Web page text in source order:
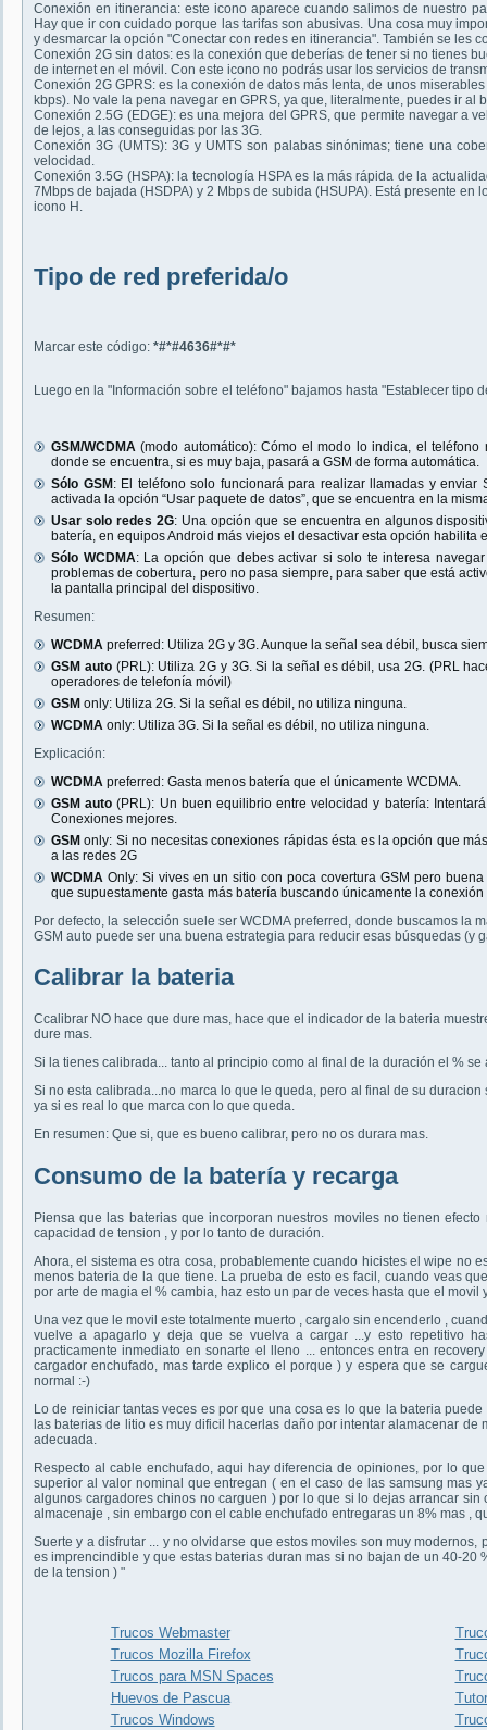
Conexión en itinerancia: este icono aparece cuando salimos de nuestro
Hay que ir con cuidado porque las tarifas son abusivas. Una cosa muy
y desmarcar la opción "Conectar con redes en itinerancia". También se les
Conexión 2G sin datos: es la conexión que deberías de tener si no tienes
de internet en el móvil. Con este icono no podrás usar los servicios de
Conexión 2G GPRS: es la conexión de datos más lenta, de unos
kbps). No vale la pena navegar en GPRS, ya que, literalmente, puedes ir al
Conexión 2.5G (EDGE): es una mejora del GPRS, que permite navegar a
de lejos, a las conseguidas por las 3G.
Conexión 3G (UMTS): 3G y UMTS son palabas sinónimas; tiene una
velocidad.
Conexión 3.5G (HSPA): la tecnología HSPA es la más rápida de la
7Mbps de bajada (HSDPA) y 2 Mbps de subida (HSUPA). Está presente
icono H.
Tipo de red preferida/o
Marcar este código: *#*#4636#*#*
Luego en la "Información sobre el teléfono" bajamos hasta "Establecer tipo
GSM/WCDMA (modo automático): Cómo el modo lo indica, el
donde se encuentra, si es muy baja, pasará a GSM de forma automática.
Sólo GSM: El teléfono solo funcionará para realizar llamadas y
activada la opción “Usar paquete de datos”, que se encuentra en la
Usar solo redes 2G: Una opción que se encuentra en algunos
batería, en equipos Android más viejos el desactivar esta opción habilita
Sólo WCDMA: La opción que debes activar si solo te interesa
problemas de cobertura, pero no pasa siempre, para saber que está
la pantalla principal del dispositivo.
Resumen:
WCDMA preferred: Utiliza 2G y 3G. Aunque la señal sea débil, busca
GSM auto(PRL): Utiliza 2G y 3G. Si la señal es débil, usa 2G. (PRL
operadores de telefonía móvil)
GSM only: Utiliza 2G. Si la señal es débil, no utiliza ninguna.
WCDMA only: Utiliza 3G. Si la señal es débil, no utiliza ninguna.
Explicación:
WCDMA preferred: Gasta menos batería que el únicamente WCDMA.
GSM auto (PRL): Un buen equilibrio entre velocidad y batería:
Conexiones mejores.
GSM only: Si no necesitas conexiones rápidas ésta es la opción que
a las redes 2G
WCDMA Only: Si vives en un sitio con poca covertura GSM pero
que supuestamente gasta más batería buscando únicamente la conexión
Por defecto, la selección suele ser WCDMA preferred, donde buscamos la
GSM auto puede ser una buena estrategia para reducir esas búsquedas (y
Calibrar la bateria
Ccalibrar NO hace que dure mas, hace que el indicador de la bateria
dure mas.
Si la tienes calibrada... tanto al principio como al final de la duración el % se
Si no esta calibrada...no marca lo que le queda, pero al final de su
ya si es real lo que marca con lo que queda.
En resumen: Que si, que es bueno calibrar, pero no os durara mas.
Consumo de la batería y recarga
Piensa que las baterias que incorporan nuestros moviles no tienen
capacidad de tension , y por lo tanto de duración.
Ahora, el sistema es otra cosa, probablemente cuando hicistes el wipe no
menos bateria de la que tiene. La prueba de esto es facil, cuando veas
por arte de magia el % cambia, haz esto un par de veces hasta que el movil
Una vez que le movil este totalmente muerto , cargalo sin encenderlo ,
vuelve a apagarlo y deja que se vuelva a cargar ...y esto repetitivo
practicamente inmediato en sonarte el lleno ... entonces entra en
cargador enchufado, mas tarde explico el porque ) y espera que se
normal :-)
Lo de reiniciar tantas veces es por que una cosa es lo que la bateria
las baterias de litio es muy dificil hacerlas daño por intentar alamacenar
adecuada.
Respecto al cable enchufado, aqui hay diferencia de opiniones, por lo
superior al valor nominal que entregan ( en el caso de las samsung mas
algunos cargadores chinos no carguen ) por lo que si lo dejas arrancar
almacenaje , sin embargo con el cable enchufado entregaras un 8% mas ,
Suerte y a disfrutar ... y no olvidarse que estos moviles son muy
es imprencindible y que estas baterias duran mas si no bajan de un 40-
de la tension ) "
Trucos Webmaster
Trucos Mozilla Firefox
Trucos para MSN Spaces
Huevos de Pascua
Trucos Windows